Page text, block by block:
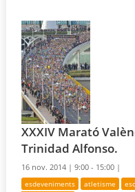
XXXIV Marató
Trinidad Alfonso.
16 nov. 2014 |9:00 - 15:00 |
esdeveniments atletisme